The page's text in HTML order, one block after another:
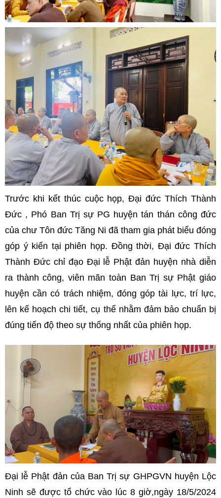
Trước khi kết thúc cuộc họp, Đại đức Thích Thành
Đức , Phó Ban Trị sự PG huyện tán thán công đức
của chư Tôn đức Tăng Ni đã tham gia phát biểu đóng
góp ý kiến tại phiên họp. Đồng thời, Đại đức Thích
Thành Đức chỉ đạo Đại lễ Phật đản huyện nhà diễn
ra thành công, viên mãn toàn Ban Trị sự Phật giáo
huyện cần có trách nhiệm, đóng góp tài lực, trí lực,
lên kế hoạch chi tiết, cụ thể nhằm đảm bảo chuẩn bị
đúng tiến độ theo sự thống nhất của phiên họp.
Đại lễ Phật đản của Ban Trị sự GHPGVN huyện Lộc
Ninh sẽ được tổ chức vào lúc 8 giờ,ngày 18/5/2024